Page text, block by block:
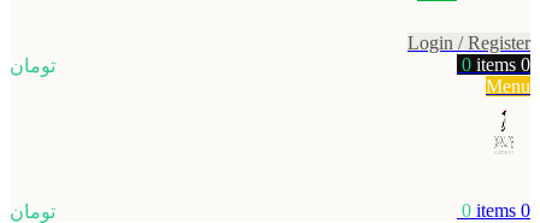
Login / Register
0
items
0
تومان
Menu
0
items
0
تومان